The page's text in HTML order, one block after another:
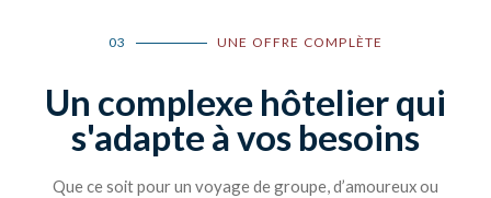
03 UNE OFFRE COMPLÈTE
Un complexe hôtelier qui
s'adapte à vos besoins
Que ce soit pour un voyage de groupe, d’amoureux ou